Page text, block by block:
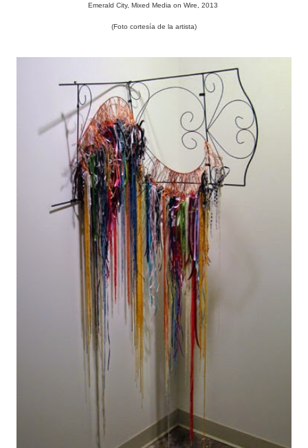
Emerald City, Mixed Media on Wire, 2013
(Foto cortesía de la artista)